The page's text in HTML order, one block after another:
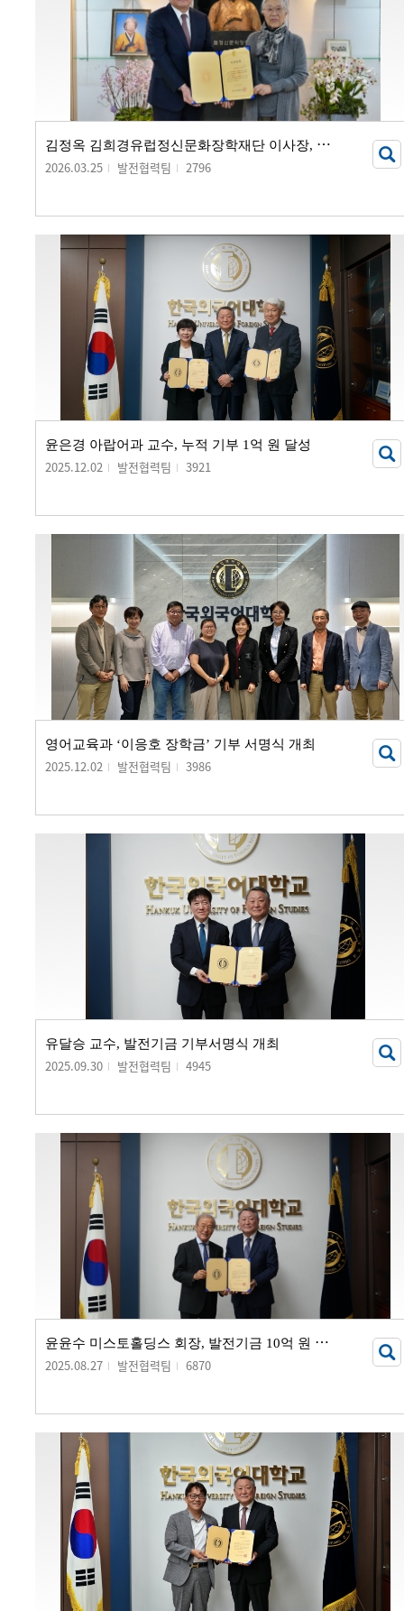
김
정옥 김희경유럽정신문화장학재단 이사장, 발전기금 20억 원 기부
2026.03.25 발전협력팀 2796
윤은경 아랍어과 교수, 누적 기부 1억 원 달성
2025.12.02 발전협력팀 3921
영어교육과 ‘이응호 장학금’ 기부 서명식 개최
2025.12.02 발전협력팀 3986
유달승 교수, 발전기금 기부서명식 개최
2025.09.30 발전협력팀 4945
윤
윤수 미스토홀딩스 회장, 발전기금 10억 원 기부
2025.08.27 발전협력팀 6870